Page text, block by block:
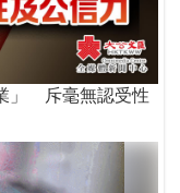
」 斥毫無認受性